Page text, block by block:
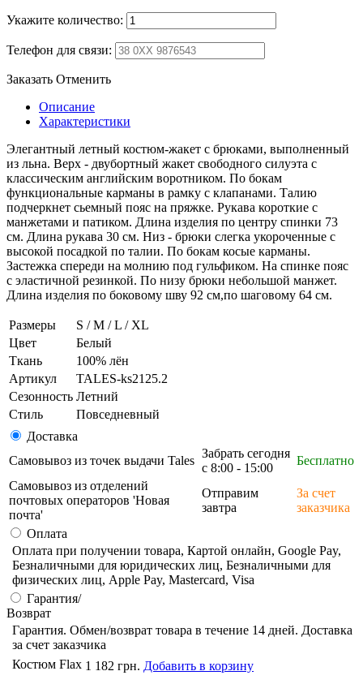
Укажите количество:
Телефон для связи:
Заказать Отменить
Описание
Характеристики
Элегантный летный костюм-жакет с брюками, выполненный
из льна. Верх - двубортный жакет свободного силуэта с
классическим английским воротником. По бокам
функциональные карманы в рамку с клапанами. Талию
подчеркнет сьемный пояс на пряжке. Рукава короткие с
манжетами и патиком. Длина изделия по центру спинки 73
см. Длина рукава 30 см. Низ - брюки слегка укороченные с
высокой посадкой по талии. По бокам косые карманы.
Застежка спереди на молнию под гульфиком. На спинке пояс
с эластичной резинкой. По низу брюки небольшой манжет.
Длина изделия по боковому шву 92 см,по шаговому 64 см.
Размеры
S / M / L / XL
Цвет
Белый
Ткань
100% лён
Артикул
TALES-ks2125.2
Сезонность Летний
Стиль
Повседневный
Доставка
Самовывоз из точек выдачи Tales
Забрать сегодня
с 8:00 - 15:00
Бесплатно
Самовывоз из отделений
почтовых операторов 'Новая
почта'
Отправим
завтра
За счет
заказчика
Оплата
Оплата при получении товара, Картой онлайн, Google Pay,
Безналичными для юридических лиц, Безналичными для
физических лиц, Apple Pay, Mastercard, Visa
Гарантия/
Возврат
Гарантия. Обмен/возврат товара в течение 14 дней. Доставка
за счет заказчика
Костюм Flax 1 182 грн. Добавить в корзину